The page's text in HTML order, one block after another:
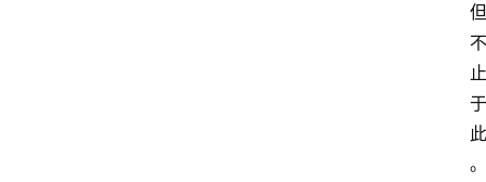
但
不
止
于
此
。